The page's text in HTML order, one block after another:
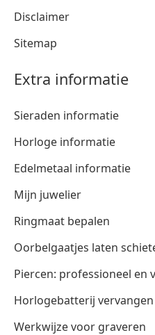
Disclaimer
Sitemap
Extra informatie
Sieraden informatie
Horloge informatie
Edelmetaal informatie
Mijn juwelier
Ringmaat bepalen
Oorbelgaatjes laten
Piercen: professioneel en
Horlogebatterij vervangen
Werkwijze voor graveren